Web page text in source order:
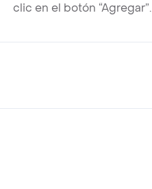
clic en el botón “Agregar”.